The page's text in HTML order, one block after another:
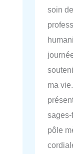
soin
ma
pôle